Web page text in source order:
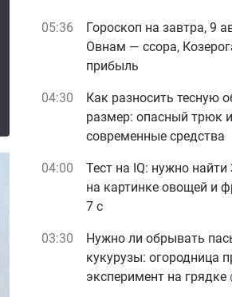
05:36
Гороскоп на завтра, 9
Овнам — ссора,
прибыль
04:30
Как разносить тесную
размер: опасный трюк и
современные средства
04:00
Тест на IQ: нужно найти
на картинке овощей и
7 с
03:30
Нужно ли обрывать
кукурузы: огородница
эксперимент на грядке